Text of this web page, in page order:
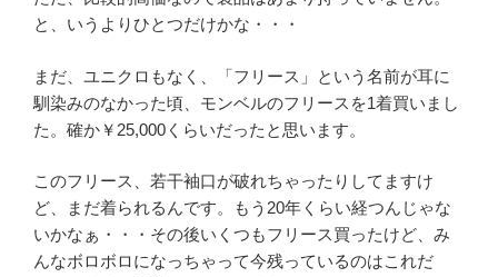
と、いうよりひとつだけかな・・・
まだ、ユニクロもなく、「フリース」という名前が耳に
馴染みのなかった頃、モンベルのフリースを1着買いまし
た。確か￥25,000くらいだったと思います。
このフリース、若干袖口が破れちゃったりしてますけ
ど、まだ着られるんです。もう20年くらい経つんじゃな
いかなぁ・・・その後いくつもフリース買ったけど、み
んなボロボロになっちゃって今残っているのはこれだ